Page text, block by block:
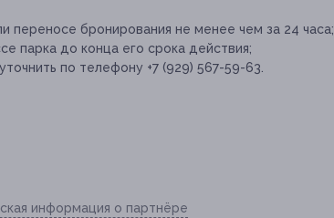
переносе бронирования не менее чем за 24 часа;
парка до конца его срока действия;
по телефону +7 (929) 567-59-63.
информация о партнёре